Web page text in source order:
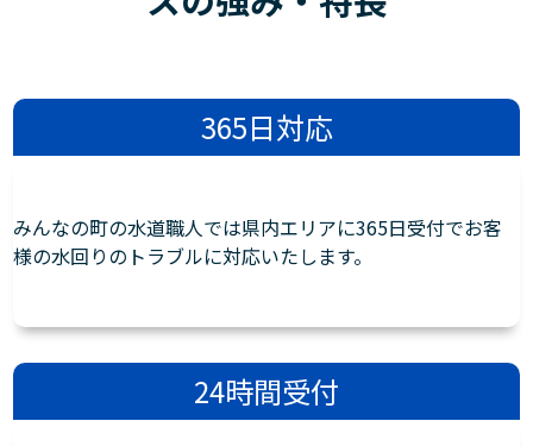
365日対応
みんなの町の水道職人では県内エリアに365日受付でお客
様の水回りのトラブルに対応いたします。
24時間受付